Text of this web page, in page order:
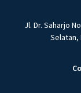
Jl. Dr. Saharjo
Selatan,